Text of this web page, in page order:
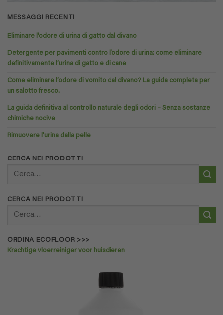
MESSAGGI RECENTI
Eliminare l’odore di urina di gatto dal divano
Detergente per pavimenti contro l’odore di urina: come eliminare
definitivamente l’urina di gatto e di cane
Come eliminare l’odore di vomito dal divano? La guida completa per
un salotto fresco.
La guida definitiva al controllo naturale degli odori – Senza sostanze
chimiche nocive
Rimuovere l’urina dalla pelle
CERCA NEI PRODOTTI
CERCA NEI PRODOTTI
ORDINA ECOFLOOR >>>
Krachtige vloerreiniger voor huisdieren